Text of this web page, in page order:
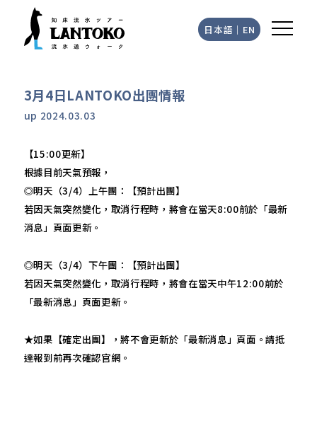
日本語 ｜ EN
3月4日LANTOKO出團情報
up 2024.03.03
【15:00更新】
根據目前天氣預報，
◎明天（3/4）上午團：【預計出團】
若因天氣突然變化，取消行程時，將會在當天8:00前於「最新
消息」頁面更新。
◎明天（3/4）下午團：【預計出團】
若因天氣突然變化，取消行程時，將會在當天中午12:00前於
「最新消息」頁面更新。
★如果【確定出團】，將不會更新於「最新消息」頁面。請抵
達報到前再次確認官網。